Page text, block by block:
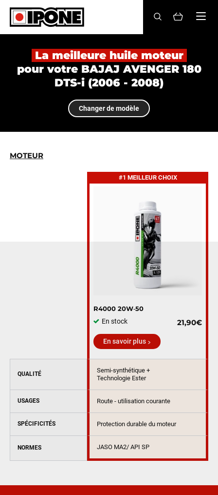
Ipone
HUILES MOTEUR
ENTRETIEN
MAINTENANCE
La meilleure huile moteur
pour votre BAJAJ AVENGER 180
DTS-i (2006 - 2008)
Changer de modèle
MOTEUR
#1 MEILLEUR CHOIX
R4000 20W‑50
En stock
21,90€
En savoir plus
QUALITÉ
Semi-synthétique +
Technologie Ester
USAGES Route - utilisation courante
SPÉCIFICITÉS Protection durable du moteur
NORMES JASO MA2/ API SP